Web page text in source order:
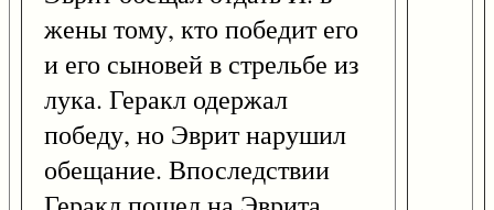
жены тому, кто победит его
и его сыновей в стрельбе из
лука. Геракл одержал
победу, но Эврит нарушил
обещание. Впоследствии